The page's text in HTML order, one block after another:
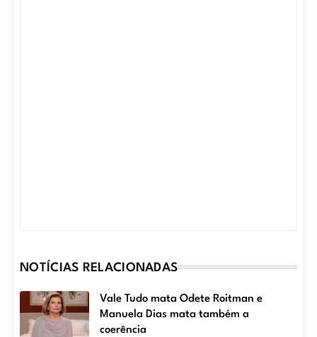
NOTÍCIAS RELACIONADAS
Vale Tudo mata Odete Roitman e
Manuela Dias mata também a
coerência